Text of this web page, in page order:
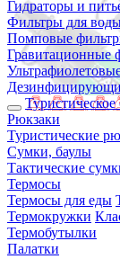
Гидраторы и
Фильтры для
Помповые
Гравитационные
Рюкзаки
Туристические
Сумки, баулы
Тактические
Термосы
Термосы для еды
Термокружки
Термобутылки
Палатки